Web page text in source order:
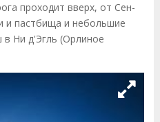
проходит вверх, от Сен-
и пастбища и небольшие
в Ни д'Эгль (Орлиное